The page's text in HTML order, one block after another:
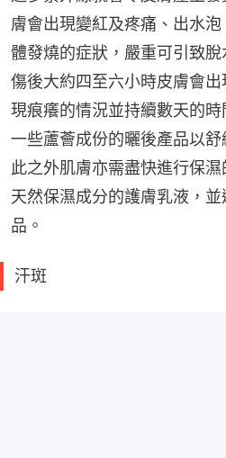
膚會出現變紅及疼痛、出水
體發燒的症狀，嚴重可引致
傷後大約四至六小時皮膚會
現痕癢的情況並持續數天的
一些蘆薈成份的曬後產品以
此之外肌膚亦需盡快進行保
天然保濕成分的護膚乳液，
品。
汗斑